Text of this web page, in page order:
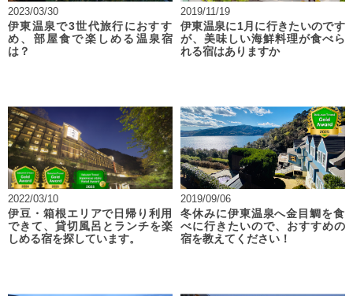
2023/03/30
伊東温泉で3世代旅行におすす
め、部屋食で楽しめる温泉宿
は？
2019/11/19
伊東温泉に1月に行きたいのです
が、美味しい海鮮料理が食べら
れる宿はありますか
2022/03/10
伊豆・箱根エリアで日帰り利用
できて、貸切風呂とランチを楽
しめる宿を探しています。
2019/09/06
冬休みに伊東温泉へ金目鯛を食
べに行きたいので、おすすめの
宿を教えてください！